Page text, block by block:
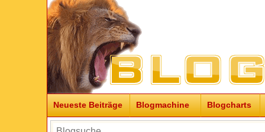
Neueste Beiträge Blogmachine Blogcharts